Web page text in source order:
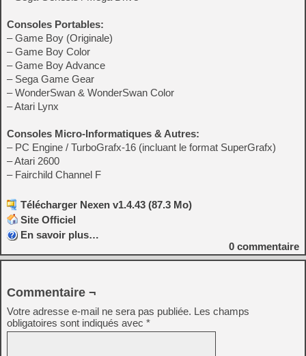
Consoles Portables:
– Game Boy (Originale)
– Game Boy Color
– Game Boy Advance
– Sega Game Gear
– WonderSwan & WonderSwan Color
– Atari Lynx
Consoles Micro-Informatiques & Autres:
– PC Engine / TurboGrafx-16 (incluant le format SuperGrafx)
– Atari 2600
– Fairchild Channel F
Télécharger Nexen v1.4.43 (87.3 Mo)
Site Officiel
En savoir plus…
0 commentaire
Commentaire ¬
Votre adresse e-mail ne sera pas publiée. Les champs
obligatoires sont indiqués avec *